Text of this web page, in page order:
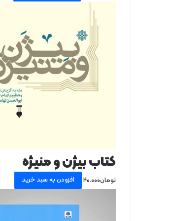
کتاب بیژن و منیژه
تومان40.000 افزودن به سبد خرید